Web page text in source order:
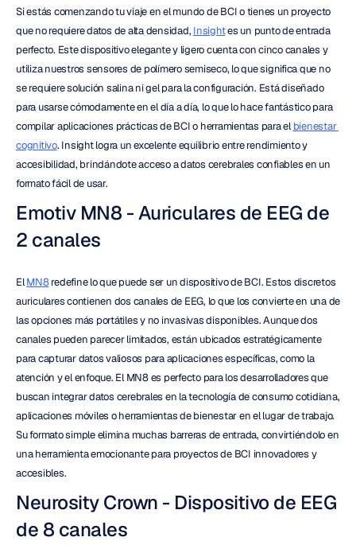
Si estás comenzando tu viaje en el mundo de BCI o tienes un proyecto
que no requiere datos de alta densidad, Insight es un punto de entrada
perfecto. Este dispositivo elegante y ligero cuenta con cinco canales y
utiliza nuestros sensores de polímero semiseco, lo que significa que no
se requiere solución salina ni gel para la configuración. Está diseñado
para usarse cómodamente en el día a día, lo que lo hace fantástico para
compilar aplicaciones prácticas de BCI o herramientas para el bienestar
cognitivo. Insight logra un excelente equilibrio entre rendimiento y
accesibilidad, brindándote acceso a datos cerebrales confiables en un
formato fácil de usar.
Emotiv MN8 - Auriculares de EEG de
2 canales
El MN8 redefine lo que puede ser un dispositivo de BCI. Estos discretos
auriculares contienen dos canales de EEG, lo que los convierte en una de
las opciones más portátiles y no invasivas disponibles. Aunque dos
canales pueden parecer limitados, están ubicados estratégicamente
para capturar datos valiosos para aplicaciones específicas, como la
atención y el enfoque. El MN8 es perfecto para los desarrolladores que
buscan integrar datos cerebrales en la tecnología de consumo cotidiana,
aplicaciones móviles o herramientas de bienestar en el lugar de trabajo.
Su formato simple elimina muchas barreras de entrada, convirtiéndolo en
una herramienta emocionante para proyectos de BCI innovadores y
accesibles.
Neurosity Crown - Dispositivo de EEG
de 8 canales